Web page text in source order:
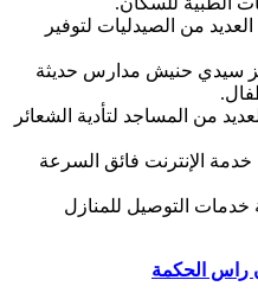
من الصيدليات لتوفير
سيدي حنيش مدارس حديثة
من المساجد لتأدية الشعائر
خدمة الإنترنت فائق السرعة
خدمات التوصيل للمنازل
راس الحكمة